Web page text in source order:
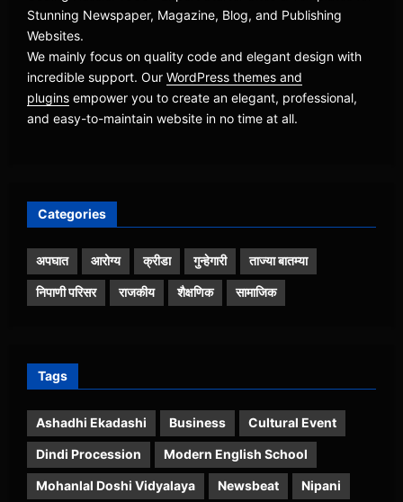
We mainly focus on quality code and elegant design with
incredible support. Our WordPress themes and
plugins empower you to create an elegant, professional,
and easy-to-maintain website in no time at all.
Categories
अपघात आरोग्य क्रीडा गुन्हेगारी ताज्या बातम्या
निपाणी परिसर राजकीय शैक्षणिक सामाजिक
Tags
Ashadhi Ekadashi Business Cultural Event
Dindi Procession Modern English School
Mohanlal Doshi Vidyalaya Newsbeat Nipani